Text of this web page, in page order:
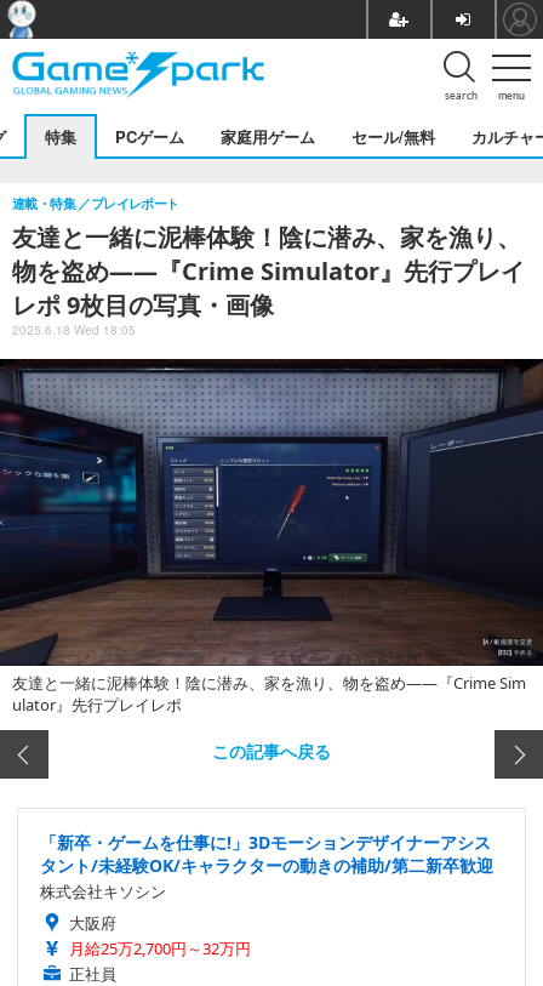
menu
search
特集 PCゲーム 家庭用ゲーム セール/無料 カルチャ
友達と一緒に泥棒体験！陰に潜み、家を漁り、
物を盗め――『Crime Simulator』先行プレイ
レポ 9枚目の写真・画像
連載・特集 プレイレポート
2025.6.18 Wed 18:05
友達と一緒に泥棒体験！陰に潜み、家を漁り、物を盗め――『Crime Sim
ulator』先行プレイレポ
この記事へ戻る
「新卒・ゲームを仕事に!」3Dモーションデザイナーアシス
タント/未経験OK/キャラクターの動きの補助/第二新卒歓迎
株式会社キソシン
大阪府
月給25万2,700円～32万円
正社員